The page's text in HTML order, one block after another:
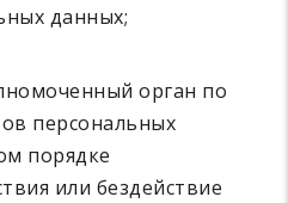
данных;
орган по
персональных
порядке
или бездействие